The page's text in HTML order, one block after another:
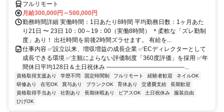
フルリモート
月給300,000円～500,000円
勤務時間詳細 実働時間：1日あたり8時間 平均勤務日数：1ヶ月あた
り21日 〜 23日 10：00～19：00（実働8時間） ＊柔軟な「ズレ勤制
度」あり！ 出社時間を前後2時間ズラせます。 有給を...
仕事内容 ✅設立以来、増収増益の成長企業 ✅ECディレクターとして
成長できる環境 ✅主観によらない評価制度「360度評価」を採用 ✅年
間休日平均128日＆土日祝休み ―――――――――――――...
資格取得支援あり 学歴不問 固定時間制 フルリモート 経験者歓迎
ネイルOK
研修あり
在宅OK 賞与あり ブランクOK 育休あり 交通費支給
長期歓迎
資格取得手当あり
社割あり 長期休暇あり ピアスOK 土日祝休み
服装自由
ひげOK